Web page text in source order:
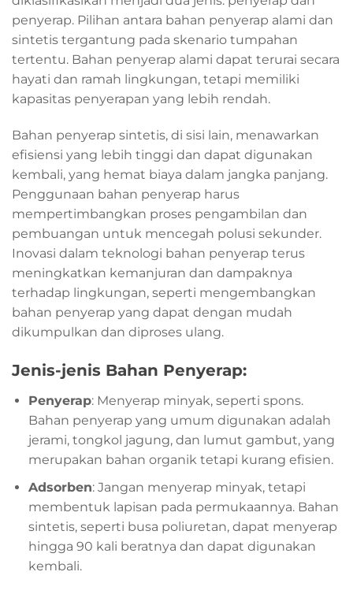
penyerap. Pilihan antara bahan penyerap alami dan
sintetis tergantung pada skenario tumpahan
tertentu. Bahan penyerap alami dapat terurai secara
hayati dan ramah lingkungan, tetapi memiliki
kapasitas penyerapan yang lebih rendah.
Bahan penyerap sintetis, di sisi lain, menawarkan
efisiensi yang lebih tinggi dan dapat digunakan
kembali, yang hemat biaya dalam jangka panjang.
Penggunaan bahan penyerap harus
mempertimbangkan proses pengambilan dan
pembuangan untuk mencegah polusi sekunder.
Inovasi dalam teknologi bahan penyerap terus
meningkatkan kemanjuran dan dampaknya
terhadap lingkungan, seperti mengembangkan
bahan penyerap yang dapat dengan mudah
dikumpulkan dan diproses ulang.
Jenis-jenis Bahan Penyerap:
Penyerap: Menyerap minyak, seperti spons.
Bahan penyerap yang umum digunakan adalah
jerami, tongkol jagung, dan lumut gambut, yang
merupakan bahan organik tetapi kurang efisien.
Adsorben: Jangan menyerap minyak, tetapi
membentuk lapisan pada permukaannya. Bahan
sintetis, seperti busa poliuretan, dapat menyerap
hingga 90 kali beratnya dan dapat digunakan
kembali.